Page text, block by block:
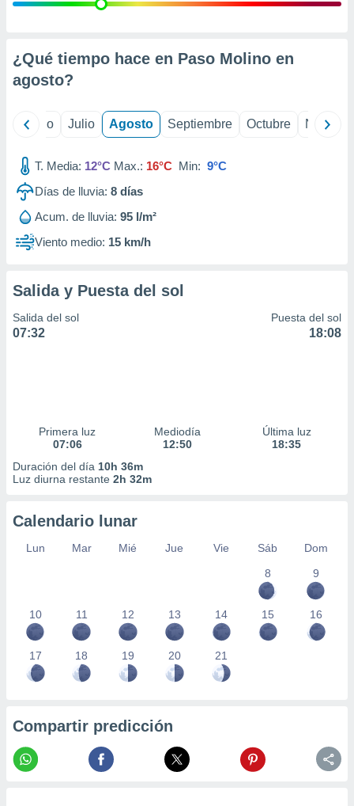
e
mediante
de
1199
¿Qué tiempo hace en Paso Molino en
agosto?
Junio Julio Agosto Septiembre Octubre
T. Media: 12°C Max.: 16°C Min: 9°C
Días de lluvia: 8 días
Acum. de lluvia: 95 l/m²
Viento medio: 15 km/h
Salida y Puesta del sol
Salida del sol
07:32
Puesta del sol
18:08
Primera luz
07:06
Mediodía
12:50
Última luz
18:35
Duración del día 10h 36m
Luz diurna restante 2h 32m
Calendario lunar
Lun Mar Mié Jue Vie Sáb
Dom
8
9
10 11 12 13 14 15 16
17 18 19 20 21
Compartir predicción